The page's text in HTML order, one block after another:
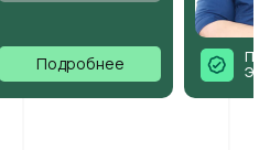
Подробнее